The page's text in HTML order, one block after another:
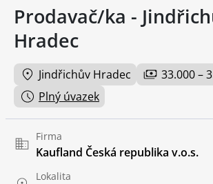
Prodavač/ka -
Hradec
Jindřichův Hradec
33.000 –
Plný úvazek
Firma
Kaufland Česká republika v.o.s.
Lokalita